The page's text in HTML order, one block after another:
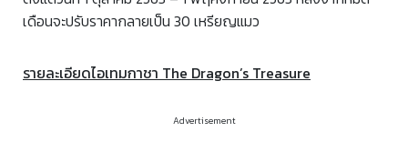
เดือนจะปรับราคากลายเป็น 30 เหรียญแมว
รายละเอียดไอเทมกาชา The Dragon’s Treasure
Advertisement